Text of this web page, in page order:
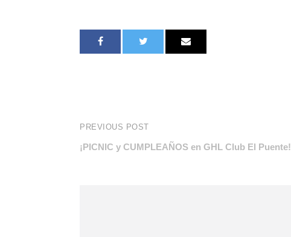
PREVIOUS POST
¡PICNIC y CUMPLEAÑOS en GHL Club El Puente!